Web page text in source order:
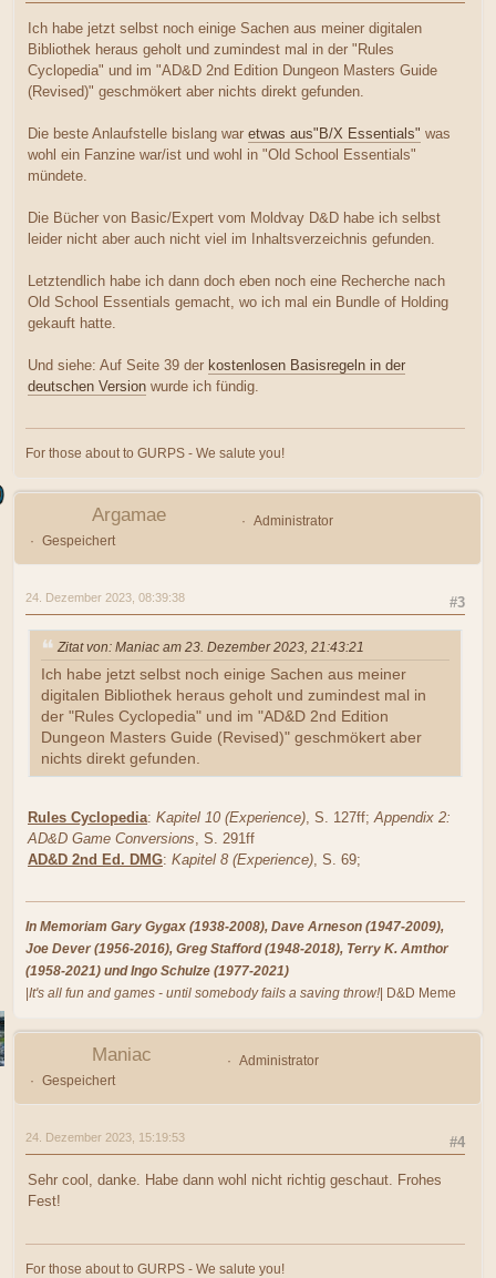
Ich habe jetzt selbst noch einige Sachen aus meiner digitalen
Bibliothek heraus geholt und zumindest mal in der "Rules
Cyclopedia" und im "AD&D 2nd Edition Dungeon Masters Guide
(Revised)" geschmökert aber nichts direkt gefunden.
Die beste Anlaufstelle bislang war etwas aus"B/X Essentials" was
wohl ein Fanzine war/ist und wohl in "Old School Essentials"
mündete.
Die Bücher von Basic/Expert vom Moldvay D&D habe ich selbst
leider nicht aber auch nicht viel im Inhaltsverzeichnis gefunden.
Letztendlich habe ich dann doch eben noch eine Recherche nach
Old School Essentials gemacht, wo ich mal ein Bundle of Holding
gekauft hatte.
Und siehe: Auf Seite 39 der kostenlosen Basisregeln in der
deutschen Version wurde ich fündig.
For those about to GURPS - We salute you!
Argamae
Administrator
Gespeichert
#3
24. Dezember 2023, 08:39:38
Zitat von: Maniac am 23. Dezember 2023, 21:43:21
Ich habe jetzt selbst noch einige Sachen aus meiner
digitalen Bibliothek heraus geholt und zumindest mal in
der "Rules Cyclopedia" und im "AD&D 2nd Edition
Dungeon Masters Guide (Revised)" geschmökert aber
nichts direkt gefunden.
Rules Cyclopedia: Kapitel 10 (Experience) , S. 127ff; Appendix 2:
AD&D Game Conversions , S. 291ff
AD&D 2nd Ed. DMG: Kapitel 8 (Experience) , S. 69;
In Memoriam Gary Gygax (1938-2008), Dave Arneson (1947-2009),
Joe Dever (1956-2016), Greg Stafford (1948-2018), Terry K. Amthor
(1958-2021) und Ingo Schulze (1977-2021)
It's all fun and games - until somebody fails a saving throw! | D&D Meme
Maniac
Administrator
Gespeichert
#4
24. Dezember 2023, 15:19:53
Sehr cool, danke. Habe dann wohl nicht richtig geschaut. Frohes
Fest!
For those about to GURPS - We salute you!